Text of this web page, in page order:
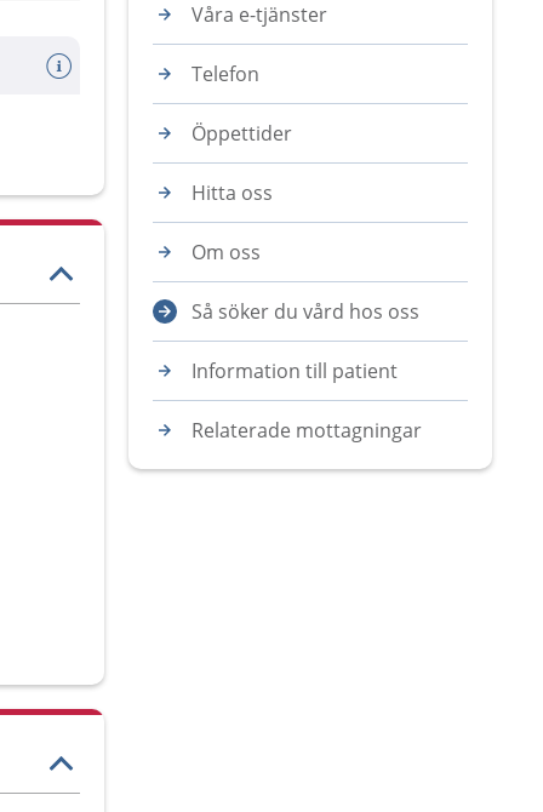
Våra e-tjänster
Telefon
Öppettider
Hitta oss
Om oss
Så söker du vård hos oss
Information till patient
Relaterade mottagningar